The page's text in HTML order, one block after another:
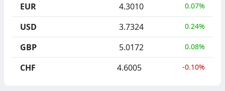
EUR
4.3010 0.07%
USD 3.7324 0.24%
GBP 5.0172 0.08%
CHF 4.6005 -0.10%